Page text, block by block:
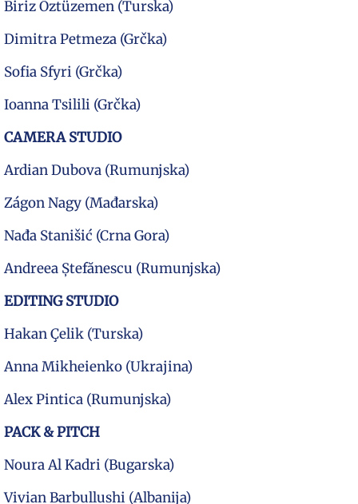
Biriz Öztüzemen (Turska)
Dimitra Petmeza (Grčka)
Sofia Sfyri (Grčka)
Ioanna Tsilili (Grčka)
CAMERA STUDIO
Ardian Dubova (Rumunjska)
Zágon Nagy (Mađarska)
Nađa Stanišić (Crna Gora)
Andreea Ștefănescu (Rumunjska)
EDITING STUDIO
Hakan Çelik (Turska)
Anna Mikheienko (Ukrajina)
Alex Pintica (Rumunjska)
PACK & PITCH
Noura Al Kadri (Bugarska)
Vivian Barbullushi (Albanija)